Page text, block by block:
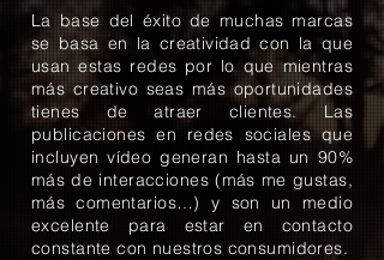
La base del éxito de muchas marcas
se basa en la creatividad con la que
usan estas redes por lo que mientras
más creativo seas más oportunidades
tienes de atraer clientes. Las
publicaciones en redes sociales que
incluyen vídeo generan hasta un 90%
más de interacciones (más me gustas,
más comentarios…) y son un medio
excelente para estar en contacto
constante con nuestros consumidores.